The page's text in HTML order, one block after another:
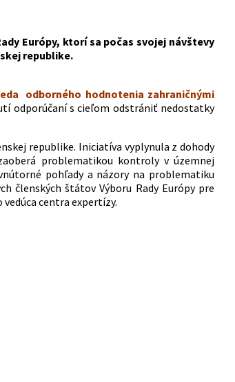
Európy, ktorí sa počas svojej návštevy
republike.
odborného hodnotenia zahraničnými
odporúčaní s cieľom odstrániť nedostatky
republike. Iniciatíva vyplynula z dohody
problematikou kontroly v územnej
pohľady a názory na problematiku
členských štátov Výboru Rady Európy pre
vedúca centra expertízy.